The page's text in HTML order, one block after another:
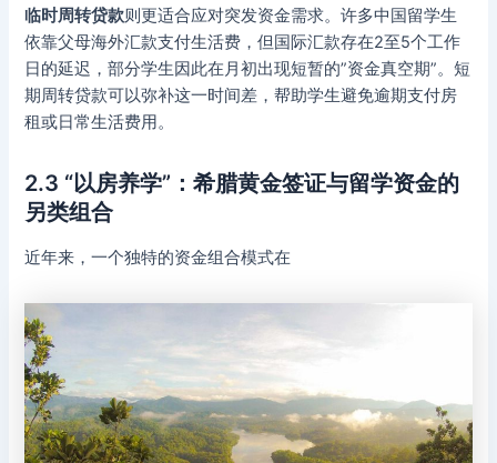
临时周转贷款则更适合应对突发资金需求。许多中国留学生
依靠父母海外汇款支付生活费，但国际汇款存在2至5个工作
日的延迟，部分学生因此在月初出现短暂的”资金真空期”。短
期周转贷款可以弥补这一时间差，帮助学生避免逾期支付房
租或日常生活费用。
2.3 “以房养学”：希腊黄金签证与留学资金的
另类组合
近年来，一个独特的资金组合模式在